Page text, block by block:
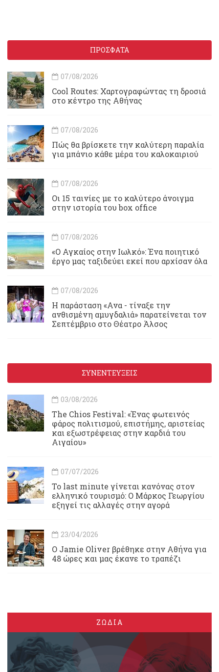
ΠΡΟΣΦΑΤΑ
07/08/2026
Cool Routes: Χαρτογραφώντας τη δροσιά
στο κέντρο της Αθήνας
07/08/2026
Πώς θα βρίσκετε την καλύτερη παραλία
για μπάνιο κάθε μέρα του καλοκαιριού
07/08/2026
Οι 15 ταινίες με το καλύτερο άνοιγμα
στην ιστορία του box office
07/08/2026
«Ο Αγκαίος στην Ιωλκό»: Ένα ποιητικό
έργο μας ταξιδεύει εκεί που αρχίσαν όλα
07/08/2026
Η παράσταση «Ανα - τίναξε την
ανθισμένη αμυγδαλιά» παρατείνεται τον
Σεπτέμβριο στο Θέατρο Άλσος
ΣΥΝΕΝΤΕΥΞΕΙΣ
03/08/2026
Τhe Chios Festival: «Ένας φωτεινός
φάρος πολιτισμού, επιστήμης, αριστείας
και εξωστρέφειας στην καρδιά του
Αιγαίου»
07/07/2026
Το last minute γίνεται κανόνας στον
ελληνικό τουρισμό: Ο Μάρκος Γεωργίου
εξηγεί τις αλλαγές στην αγορά
23/04/2026
Ο Jamie Oliver βρέθηκε στην Αθήνα για
48 ώρες και μας έκανε το τραπέζι
ΖΩΔΙΑ